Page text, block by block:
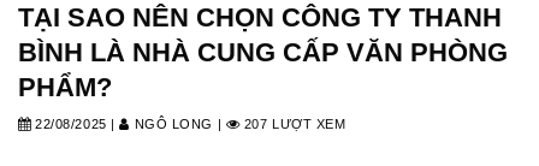
TẠI SAO NÊN CHỌN CÔNG TY THANH
BÌNH LÀ NHÀ CUNG CẤP VĂN PHÒNG
PHẨM?
22/08/2025 | NGÔ LONG | 207 LƯỢT XEM